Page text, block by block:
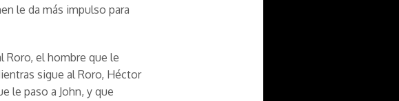
le da más impulso para
Roro, el hombre que le
sigue al Roro, Héctor
le paso a John, y que